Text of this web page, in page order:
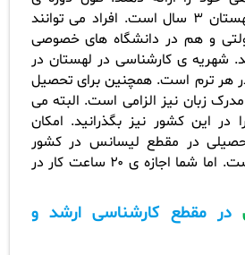
۳ سال است. افراد می توانند
و هم در دانشگاه های خصوصی
شهریه ی کارشناسی در لهستان در
هر ترم است. همچنین برای تحصیل
زبان نیز الزامی است. البته می
در این کشور نیز بگذرانید. امکان
در مقطع لیسانس در کشور
اما شما اجازه ی ۲۰ ساعت کار در
در مقطعکارشناسی ارشد و